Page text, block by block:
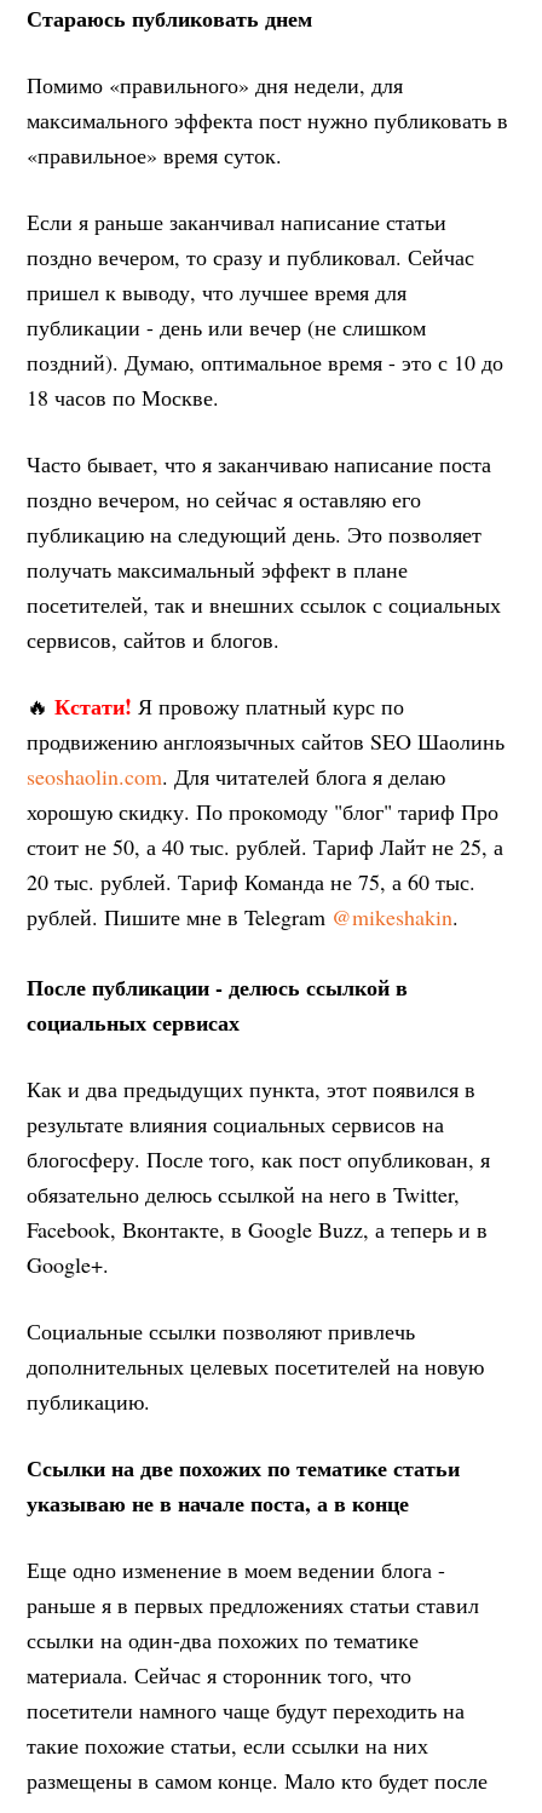
Стараюсь публиковать днем
Помимо «правильного» дня недели, для
максимального эффекта пост нужно публиковать в
«правильное» время суток.
Если я раньше заканчивал написание статьи
поздно вечером, то сразу и публиковал. Сейчас
пришел к выводу, что лучшее время для
публикации - день или вечер (не слишком
поздний). Думаю, оптимальное время - это с 10 до
18 часов по Москве.
Часто бывает, что я заканчиваю написание поста
поздно вечером, но сейчас я оставляю его
публикацию на следующий день. Это позволяет
получать максимальный эффект в плане
посетителей, так и внешних ссылок с социальных
сервисов, сайтов и блогов.
🔥Кстати! Я провожу платный курс по
продвижению англоязычных сайтов SEO Шаолинь
seoshaolin.com. Для читателей блога я делаю
хорошую скидку. По прокомоду "блог" тариф Про
стоит не 50, а 40 тыс. рублей. Тариф Лайт не 25, а
20 тыс. рублей. Тариф Команда не 75, а 60 тыс.
рублей. Пишите мне в Telegram @mikeshakin.
После публикации - делюсь ссылкой в
социальных сервисах
Как и два предыдущих пункта, этот появился в
результате влияния социальных сервисов на
блогосферу. После того, как пост опубликован, я
обязательно делюсь ссылкой на него в Twitter,
Facebook, Вконтакте, в Google Buzz, а теперь и в
Google+.
Социальные ссылки позволяют привлечь
дополнительных целевых посетителей на новую
публикацию.
Ссылки на две похожих по тематике статьи
указываю не в начале поста, а в конце
Еще одно изменение в моем ведении блога -
раньше я в первых предложениях статьи ставил
ссылки на один-два похожих по тематике
материала. Сейчас я сторонник того, что
посетители намного чаще будут переходить на
такие похожие статьи, если ссылки на них
размещены в самом конце. Мало кто будет после